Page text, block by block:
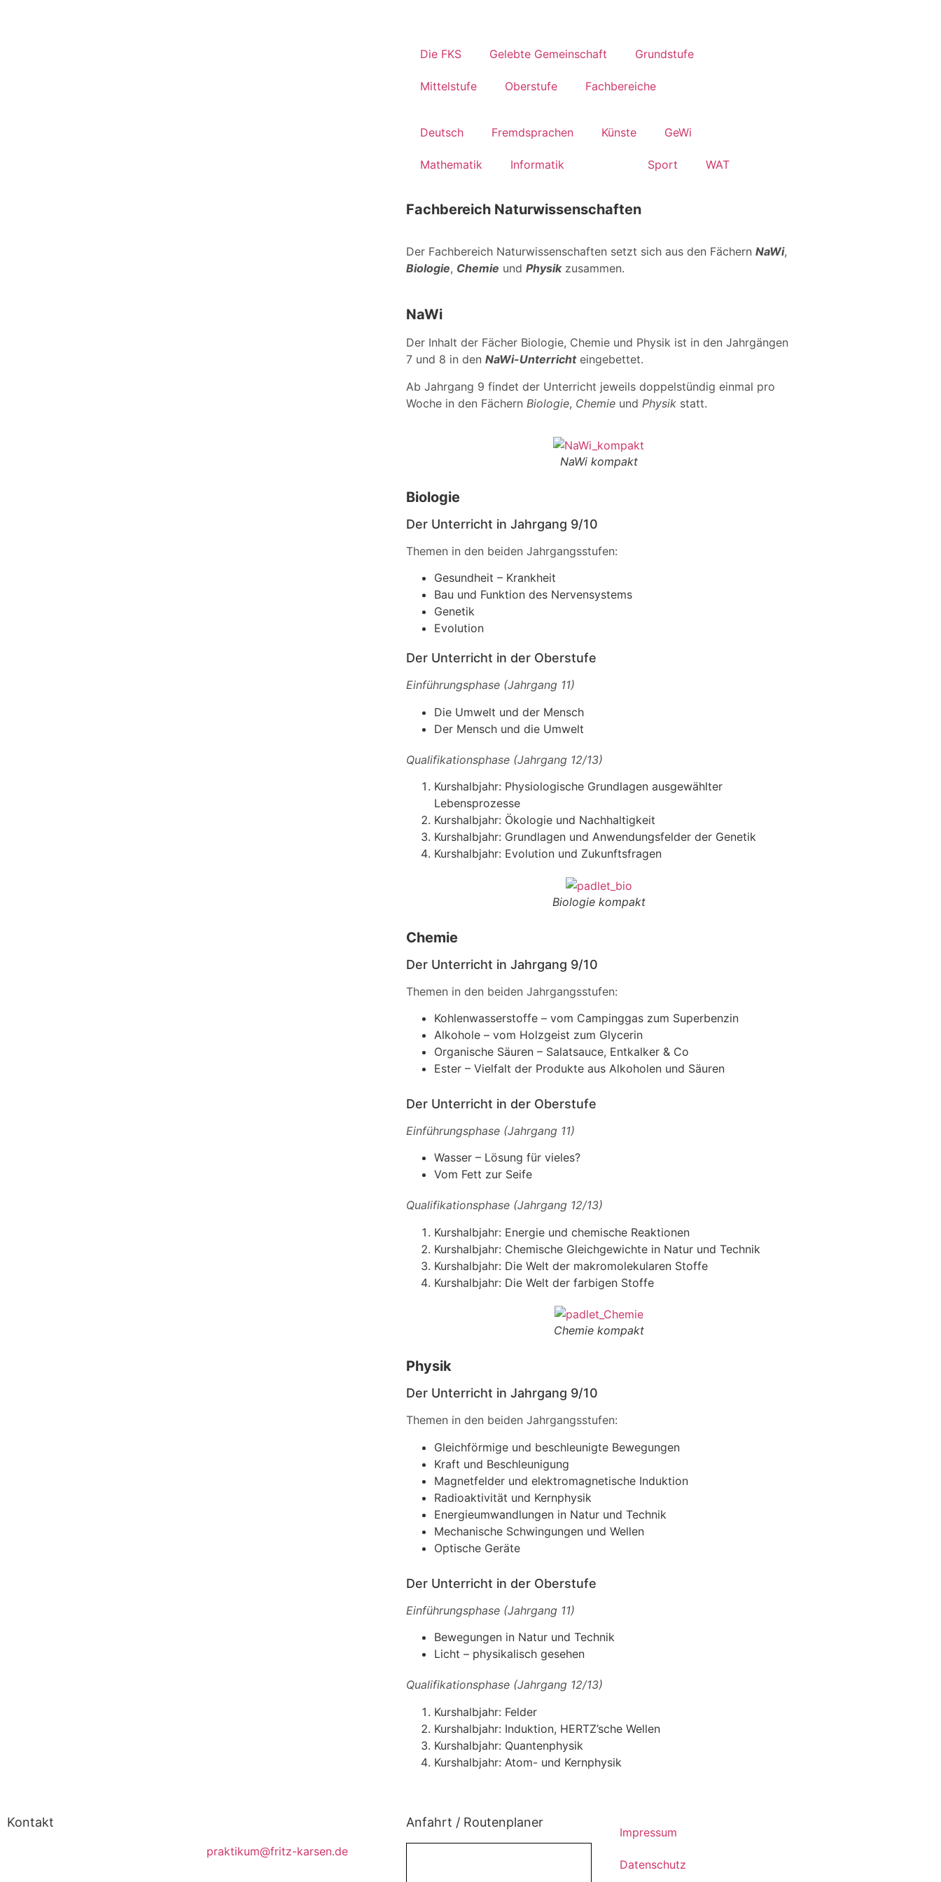
Die FKS Gelebte Gemeinschaft Grundstufe
Mittelstufe Oberstufe Fachbereiche
Deutsch Fremdsprachen Künste GeWi
Mathematik Informatik Sport WAT
Fachbereich Naturwissenschaften
Der Fachbereich Naturwissenschaften setzt sich aus den Fächern NaWi,
Biologie, Chemie und Physik zusammen.
NaWi
Der Inhalt der Fächer Biologie, Chemie und Physik ist in den Jahrgängen
7 und 8 in den NaWi-Unterrichteingebettet.
Ab Jahrgang 9 findet der Unterricht jeweils doppelstündig einmal pro
Woche in den Fächern Biologie, Chemie und Physik statt.
NaWi kompakt
Biologie
Der Unterricht in Jahrgang 9/10
Themen in den beiden Jahrgangsstufen:
Gesundheit – Krankheit
Bau und Funktion des Nervensystems
Genetik
Evolution
Der Unterricht in der Oberstufe
Einführungsphase (Jahrgang 11)
Die Umwelt und der Mensch
Der Mensch und die Umwelt
Qualifikationsphase (Jahrgang 12/13)
Kurshalbjahr: Physiologische Grundlagen ausgewählter
Lebensprozesse
Kurshalbjahr: Ökologie und Nachhaltigkeit
Kurshalbjahr: Grundlagen und Anwendungsfelder der Genetik
Kurshalbjahr: Evolution und Zukunftsfragen
Biologie kompakt
Chemie
Der Unterricht in Jahrgang 9/10
Themen in den beiden Jahrgangsstufen:
Kohlenwasserstoffe – vom Campinggas zum Superbenzin
Alkohole – vom Holzgeist zum Glycerin
Organische Säuren – Salatsauce, Entkalker & Co
Ester – Vielfalt der Produkte aus Alkoholen und Säuren
Der Unterricht in der Oberstufe
Einführungsphase (Jahrgang 11)
Wasser – Lösung für vieles?
Vom Fett zur Seife
Qualifikationsphase (Jahrgang 12/13)
Kurshalbjahr: Energie und chemische Reaktionen
Kurshalbjahr: Chemische Gleichgewichte in Natur und Technik
Kurshalbjahr: Die Welt der makromolekularen Stoffe
Kurshalbjahr: Die Welt der farbigen Stoffe
Chemie kompakt
Physik
Der Unterricht in Jahrgang 9/10
Themen in den beiden Jahrgangsstufen:
Gleichförmige und beschleunigte Bewegungen
Kraft und Beschleunigung
Magnetfelder und elektromagnetische Induktion
Radioaktivität und Kernphysik
Energieumwandlungen in Natur und Technik
Mechanische Schwingungen und Wellen
Optische Geräte
Der Unterricht in der Oberstufe
Einführungsphase (Jahrgang 11)
Bewegungen in Natur und Technik
Licht – physikalisch gesehen
Qualifikationsphase (Jahrgang 12/13)
Kurshalbjahr: Felder
Kurshalbjahr: Induktion, HERTZ’sche Wellen
Kurshalbjahr: Quantenphysik
Kurshalbjahr: Atom- und Kernphysik
Kontakt
praktikum@fritz-karsen.de
Anfahrt / Routenplaner
Impressum
Datenschutz